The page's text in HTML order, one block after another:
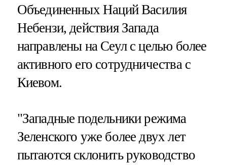
Объединенных Наций Василия
Небензи, действия Запада
направлены на Сеул с целью более
активного его сотрудничества с
Киевом.
"Западные подельники режима
Зеленского уже более двух лет
пытаются склонить руководство